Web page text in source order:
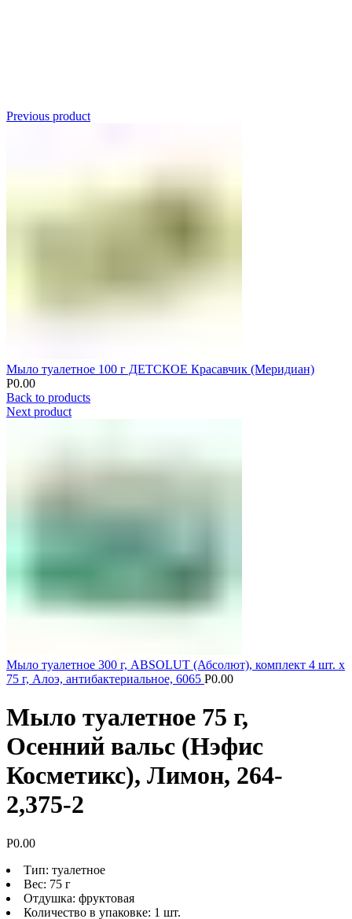
Previous product
Мыло туалетное 100 г ДЕТСКОЕ Красавчик (Меридиан)
Р0.00
Back to products
Next product
Мыло туалетное 300 г, ABSOLUT (Абсолют), комплект 4 шт. х
75 г, Алоэ, антибактериальное, 6065 Р0.00
Мыло туалетное 75 г,
Осенний вальс (Нэфис
Косметикс), Лимон, 264-
2,375-2
Р0.00
Тип: туалетное
Вес: 75 г
Отдушка: фруктовая
Количество в упаковке: 1 шт.